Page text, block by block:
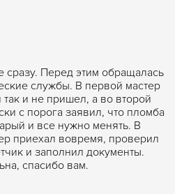
сразу. Перед этим обращалась
службы. В первой мастер
и не пришел, а во второй
с порога заявил, что пломба
и все нужно менять. В
приехал вовремя, проверил
и заполнил документы.
спасибо вам.